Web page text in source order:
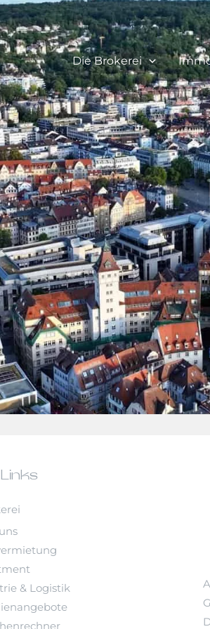
Die Brokerei
& Logistik